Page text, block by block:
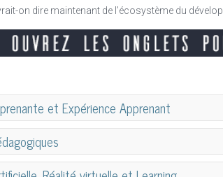
on dire maintenant de l’écosystème du
et Expérience Apprenant
Agyris ou encore Philippe Carré sont de retour
développe ses capacités
? Pour passer à l’échelle (former plus de
clair dans le champ des innovations